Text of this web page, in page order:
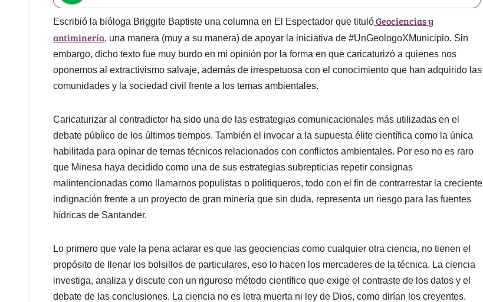
s
A
p
p
b
o
o
k
e
d
I
n
l
a
d
s
Escribió la bióloga Briggite Baptiste una columna en El Espectador que titulóGeociencias y
antiminería, una manera (muy a su manera) de apoyar la iniciativa de #UnGeologoXMunicipio. Sin
embargo, dicho texto fue muy burdo en mi opinión por la forma en que caricaturizó a quienes nos
oponemos al extractivismo salvaje, además de irrespetuosa con el conocimiento que han adquirido las
comunidades y la sociedad civil frente a los temas ambientales.
Caricaturizar al contradictor ha sido una de las estrategias comunicacionales más utilizadas en el
debate público de los últimos tiempos. También el invocar a la supuesta élite científica como la única
habilitada para opinar de temas técnicos relacionados con conflictos ambientales. Por eso no es raro
que Minesa haya decidido como una de sus estrategias subrepticias repetir consignas
malintencionadas como llamarnos populistas o politiqueros, todo con el fin de contrarrestar la creciente
indignación frente a un proyecto de gran minería que sin duda, representa un riesgo para las fuentes
hídricas de Santander.
Lo primero que vale la pena aclarar es que las geociencias como cualquier otra ciencia, no tienen el
propósito de llenar los bolsillos de particulares, eso lo hacen los mercaderes de la técnica. La ciencia
investiga, analiza y discute con un riguroso método científico que exige el contraste de los datos y el
debate de las conclusiones. La ciencia no es letra muerta ni ley de Dios, como dirían los creyentes.